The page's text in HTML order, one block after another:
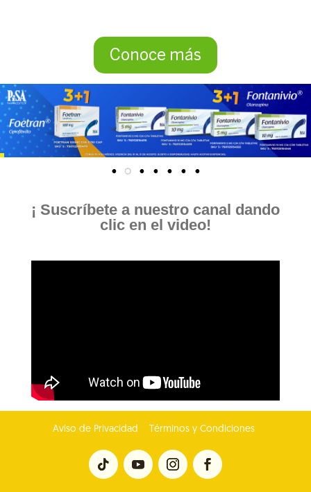
Conoce más
¡ Suscríbete a nuestro canal dando
clic en el video!
Aviso de Privacidad Términos y Condiciones